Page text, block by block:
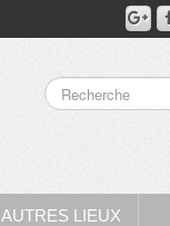
AUTRES LIEUX